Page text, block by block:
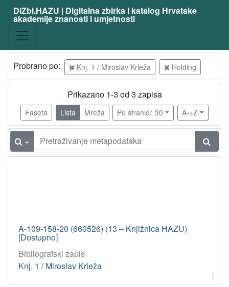
DiZbi.HAZU | Digitalna zbirka i katalog Hrvatske
akademije znanosti i umjetnosti
Probrano po: Knj. 1 / Miroslav Krleža Holding
Prikazano 1-3 od 3 zapisa
Faseta Lista Mreža Po stranici: 30 A->Z
+
A-109-158-20 (660526) (13 – Knjižnica HAZU)
[Dostupno]
Bibliografski zapis
Knj. 1 / Miroslav Krleža
1